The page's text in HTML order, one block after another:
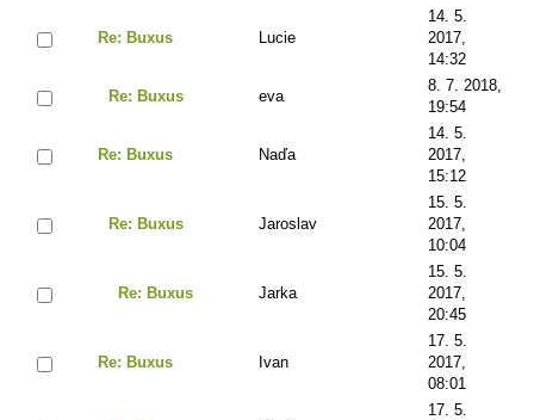
Re: Buxus Lucie
14. 5.
2017,
14:32
Re: Buxus eva
8. 7. 2018,
19:54
Re: Buxus Naďa
14. 5.
2017,
15:12
Re: Buxus Jaroslav
15. 5.
2017,
10:04
Re: Buxus Jarka
15. 5.
2017,
20:45
Re: Buxus Ivan
17. 5.
2017,
08:01
17. 5.